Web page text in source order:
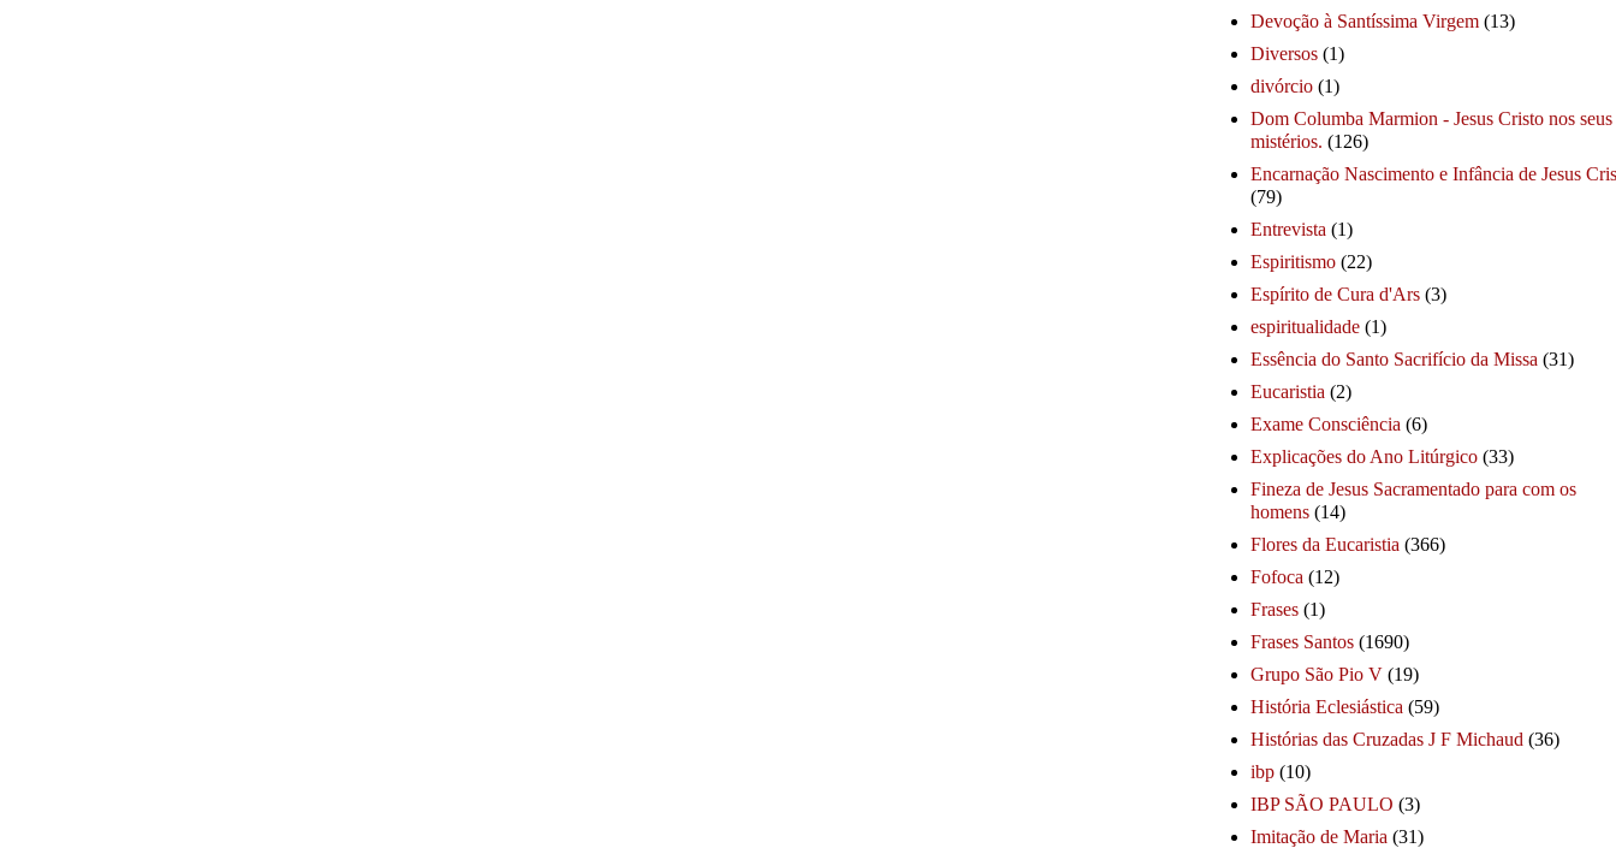
Devoção à Santíssima Virgem (13)
Diversos (1)
divórcio (1)
Dom Columba Marmion - Jesus Cristo nos seus
mistérios. (126)
Encarnação Nascimento e Infância de Jesus
(79)
Entrevista (1)
Espiritismo (22)
Espírito de Cura d'Ars (3)
espiritualidade (1)
Essência do Santo Sacrifício da Missa (31)
Eucaristia (2)
Exame Consciência (6)
Explicações do Ano Litúrgico (33)
Fineza de Jesus Sacramentado para com os
homens (14)
Flores da Eucaristia (366)
Fofoca (12)
Frases (1)
Frases Santos (1690)
Grupo São Pio V (19)
História Eclesiástica (59)
Histórias das Cruzadas J F Michaud (36)
ibp (10)
IBP SÃO PAULO (3)
Imitação de Maria (31)